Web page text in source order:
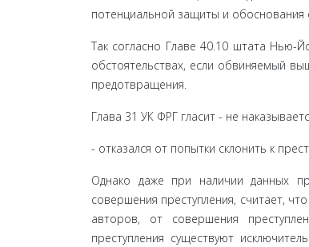
потенциальной защиты и обоснования
Так согласно Главе 40.10 штата Нью-
обстоятельствах, если обвиняемый
предотвращения.
Глава 31 УК ФРГ гласит - не
- отказался от попытки склонить к
Однако даже при наличии данных
совершения преступления, считает,
авторов, от совершения
преступления существуют